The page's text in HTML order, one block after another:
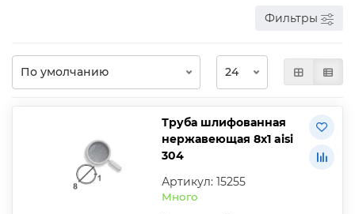
Фильтры
Труба шлифованная
нержавеющая 8х1 aisi
304
Артикул: 15255
Много